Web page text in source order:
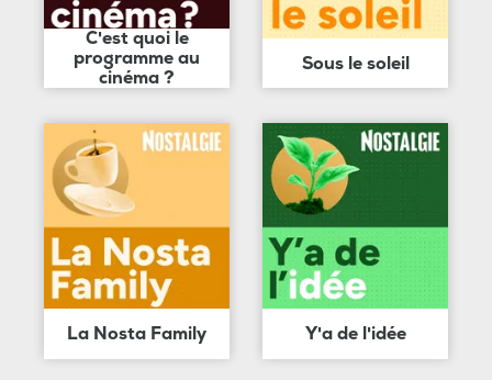
C'est quoi le
programme au
cinéma ?
Sous le soleil
La Nosta Family Y'a de l'idée